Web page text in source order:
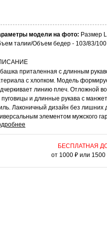
модели на фото: Размер
талии/Объем бедер - 103/83/
приталенная с длинным
с хлопком. Модель
линию плеч. Отложной
пуговицы и длинные рукава с
Лаконичный дизайн без лишних
элементом мужского
НОСИТЬ
подойдет для деловых и
с классическими брюками и
БЕСПЛАТНАЯ
от 1000 ₽ или 1500